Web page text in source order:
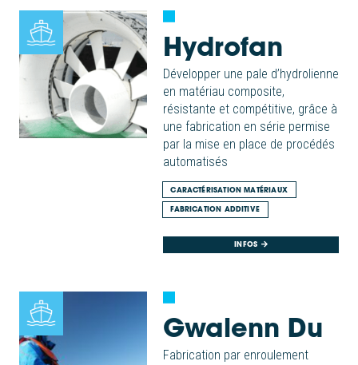
Hydrofan
Développer une pale d’hydrolienne
en matériau composite,
résistante et compétitive, grâce à
une fabrication en série permise
par la mise en place de procédés
automatisés
CARACTÉRISATION MATÉRIAUX
FABRICATION ADDITIVE
INFOS
Gwalenn Du
Fabrication par enroulement